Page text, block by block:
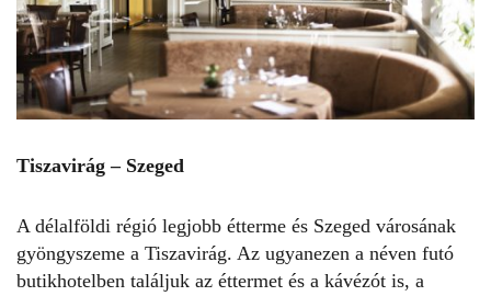
Tiszavirág – Szeged
A dél­alföldi régió legjobb étterme és Szeged városának
gyöngyszeme a Tiszavirág. Az ugyanezen a néven futó
butikhotelben találjuk az éttermet és a kávézót is, a